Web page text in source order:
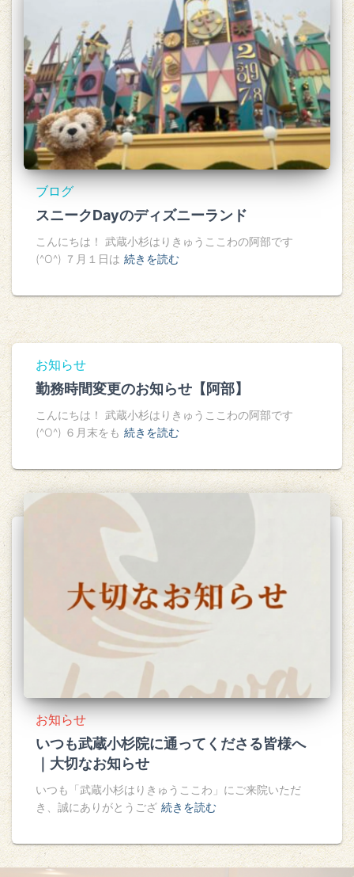
ブログ
スニークDayのディズニーランド
こんにちは！ 武蔵小杉はりきゅうここわの阿部です
(^O^) ７月１日は 続きを読む
お知らせ
勤務時間変更のお知らせ【阿部】
こんにちは！ 武蔵小杉はりきゅうここわの阿部です
(^O^) ６月末をも 続きを読む
お知らせ
いつも武蔵小杉院に通ってくださる皆様へ
｜大切なお知らせ
いつも「武蔵小杉はりきゅうここわ」にご来院いただ
き、誠にありがとうござ 続きを読む